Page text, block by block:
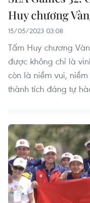
Huy chương
15/05/2023 03:08
Tấm Huy chương
được không chỉ là
còn là niềm vui,
thành tích đáng tự